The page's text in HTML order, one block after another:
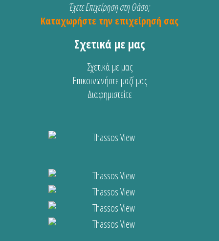
Έχετε Επιχείρηση στη Θάσο;
Καταχωρήστε την επιχείρησή σας
Σχετικά με μας
Σχετικά με μας
Επικοινωνήστε μαζί μας
Διαφημιστείτε